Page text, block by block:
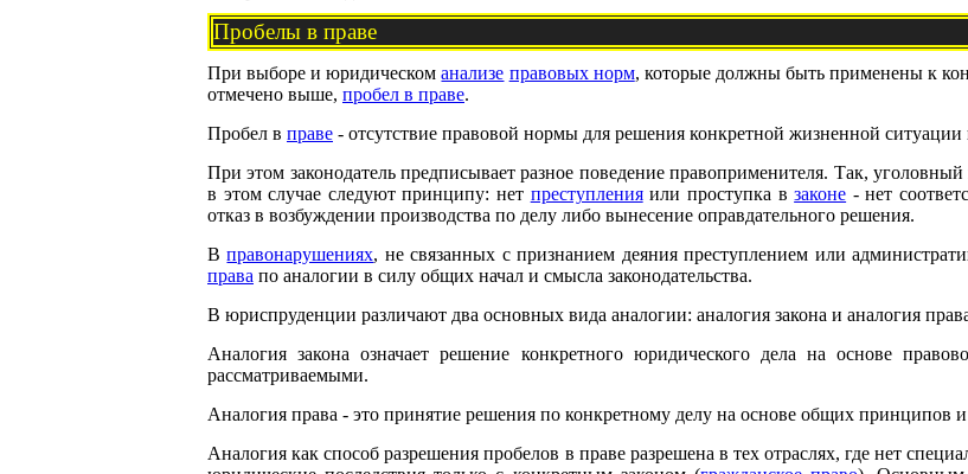
Пробелы в праве
При выборе и юридическоманализе правовых норм, которые должны быть применены к
отмечено выше, пробел в праве.
Пробел в праве - отсутствие правовой нормы для решения конкретной жизненной ситуации
При этом законодатель предписывает разное поведение правоприменителя. Так,
в этом случае следуют принципу: нет преступленияили проступка взаконе - нет
отказ в возбуждении производства по делу либо вынесение оправдательного решения.
Вправонарушениях, не связанных с признанием деяния преступлением или
права по аналогии в силу общих начал и смысла законодательства.
В юриспруденции различают два основных вида аналогии: аналогия закона и аналогия
Аналогия закона означает решение конкретного юридического дела на основе
рассматриваемыми.
Аналогия права - это принятие решения по конкретному делу на основе общих принципов и
Аналогия как способ разрешения пробелов в праве разрешена в тех отраслях, где нет